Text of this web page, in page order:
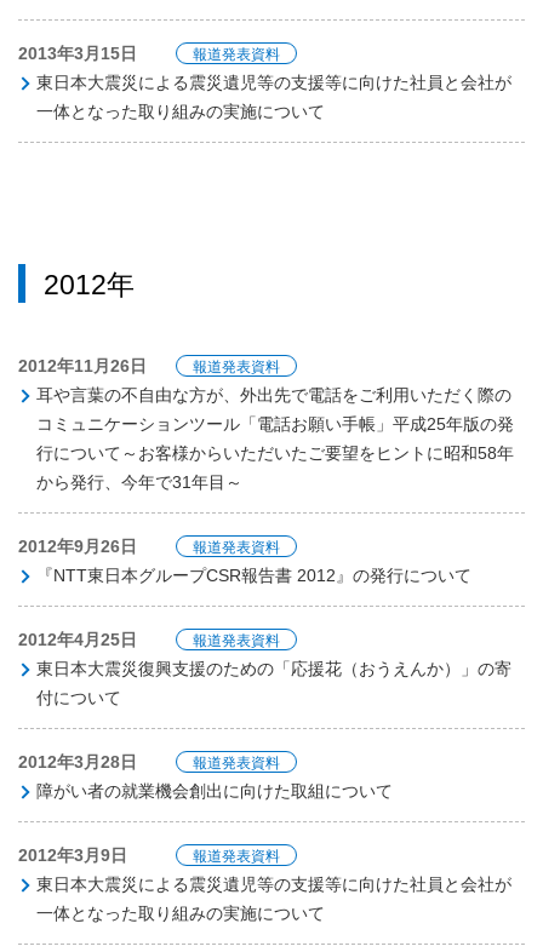
2013年3月15日 報道発表資料
東日本大震災による震災遺児等の支援等に向けた社員と会社が
一体となった取り組みの実施について
2012年
2012年11月26日 報道発表資料
耳や言葉の不自由な方が、外出先で電話をご利用いただく際の
コミュニケーションツール「電話お願い手帳」平成25年版の発
行について～お客様からいただいたご要望をヒントに昭和58年
から発行、今年で31年目～
2012年9月26日 報道発表資料
『NTT東日本グループCSR報告書 2012』の発行について
2012年4月25日 報道発表資料
東日本大震災復興支援のための「応援花（おうえんか）」の寄
付について
2012年3月28日 報道発表資料
障がい者の就業機会創出に向けた取組について
2012年3月9日 報道発表資料
東日本大震災による震災遺児等の支援等に向けた社員と会社が
一体となった取り組みの実施について